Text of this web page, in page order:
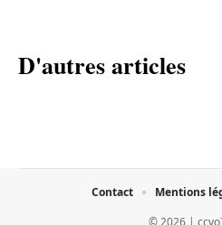
D'autres articles
Contact Mentions